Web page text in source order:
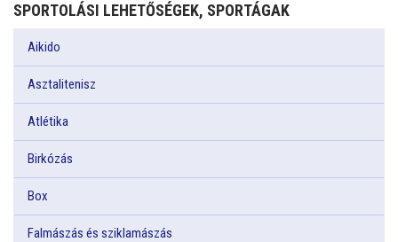
SPORTOLÁSI LEHETŐSÉGEK, SPORTÁGAK
Aikido
Asztalitenisz
Atlétika
Birkózás
Box
Falmászás és sziklamászás